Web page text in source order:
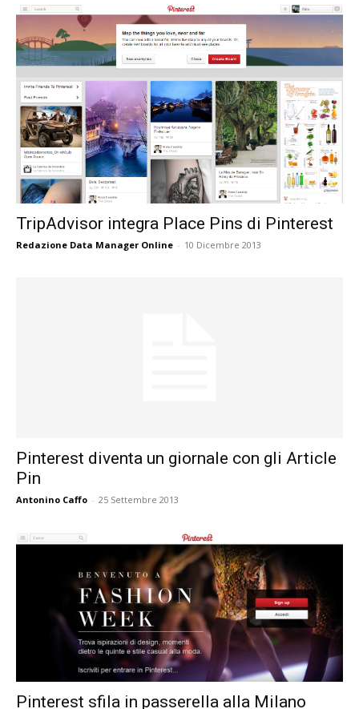
TripAdvisor integra Place Pins di Pinterest
Redazione Data Manager Online - 10 Dicembre 2013
Pinterest diventa un giornale con gli Article
Pin
Antonino Caffo - 25 Settembre 2013
Pinterest sfila in passerella alla Milano